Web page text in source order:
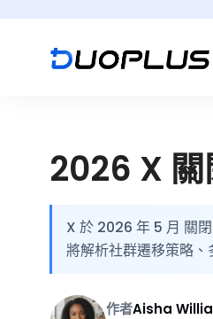
2026 X
X 於 2026 年 5 月 關
將解析社群遷移策略
作者Aisha